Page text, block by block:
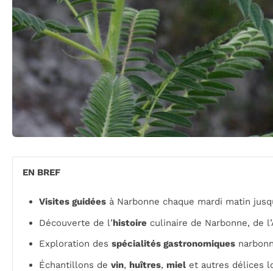
EN BREF
Visites guidées à Narbonne chaque mardi matin
Découverte de l’histoire culinaire de Narbonne, de
Exploration des spécialités gastronomiques
Échantillons de vin, huîtres, miel et autres délices